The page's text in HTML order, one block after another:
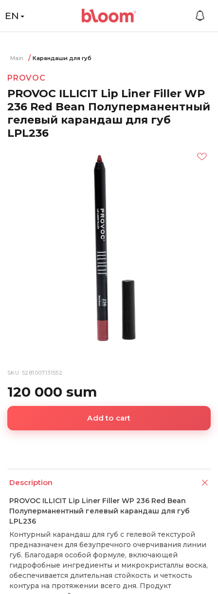
EN
Main Карандаши для губ
PROVOC
PROVOC ILLICIT Lip Liner Filler WP
236 Red Bean Полуперманентный
гелевый карандаш для губ
LPL236
SKU: 5281007131552
120 000 sum
Add to cart
Description
PROVOC ILLICIT Lip Liner Filler WP 236 Red Bean
Полуперманентный гелевый карандаш для губ
LPL236
Контурный карандаш для губ с гелевой текстурой
предназначен для безупречного очерчивания линии
губ. Благодаря особой формуле, включающей
гидрофобные ингредиенты и микрокристаллы воска,
обеспечивается длительная стойкость и четкость
контура на протяжении всего дня. Продукт